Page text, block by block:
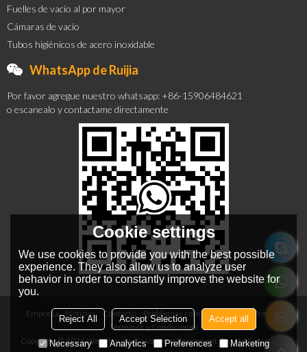
Fuelles de vacío al por mayor
Cámaras de vacío
Tubos higiénicos de acero inoxidable
WhatsApp de Ruijia
Por favor agregue nuestro whatsapp: +86-15906484621
o escanealo y contactame directamente
Empresa Noticias Contacto Problemas comunes
Noticia Privada
Términos y Condiciones
Copyright © 2026Wenzhou Ruijia Vacuum Equipment Co., LtdSupport By
Cookie settings
We use cookies to provide you with the best possible
experience. They also allow us to analyze user
behavior in order to constantly improve the website for
you.
Reject All Accept Selection Accept all
Necessary Analytics Preferences Marketing